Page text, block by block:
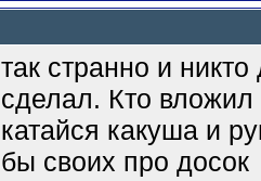
так странно и
сделал. Кто вложил
катайся какуша и
бы своих про досок